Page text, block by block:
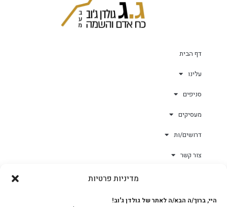
מדיניות פרטיות
היי, ברוך/ה הבא/ה לאתר של גולדן ג'וב!
דף הבית
עלינו
סניפים
מעסיקים
דרושים/ות
צור קשר